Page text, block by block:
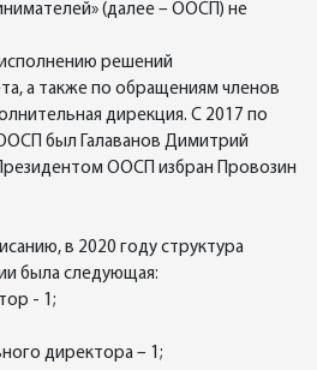
(далее – ООСП) не
решений
а также по обращениям членов
дирекция. С 2017 по
был Галаванов Димитрий
ООСП избран Провозин
в 2020 году структура
была следующая:
- 1;
директора – 1;